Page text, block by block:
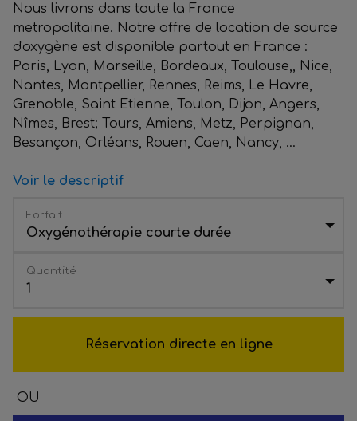
Nous livrons dans toute la France
metropolitaine. Notre offre de location de source
d'oxygène est disponible partout en France :
Paris, Lyon, Marseille, Bordeaux, Toulouse,, Nice,
Nantes, Montpellier, Rennes, Reims, Le Havre,
Grenoble, Saint Etienne, Toulon, Dijon, Angers,
Nîmes, Brest; Tours, Amiens, Metz, Perpignan,
Besançon, Orléans, Rouen, Caen, Nancy, …
Voir le descriptif
Forfait
Oxygénothérapie courte durée
Quantité
1
Réservation directe en ligne
OU